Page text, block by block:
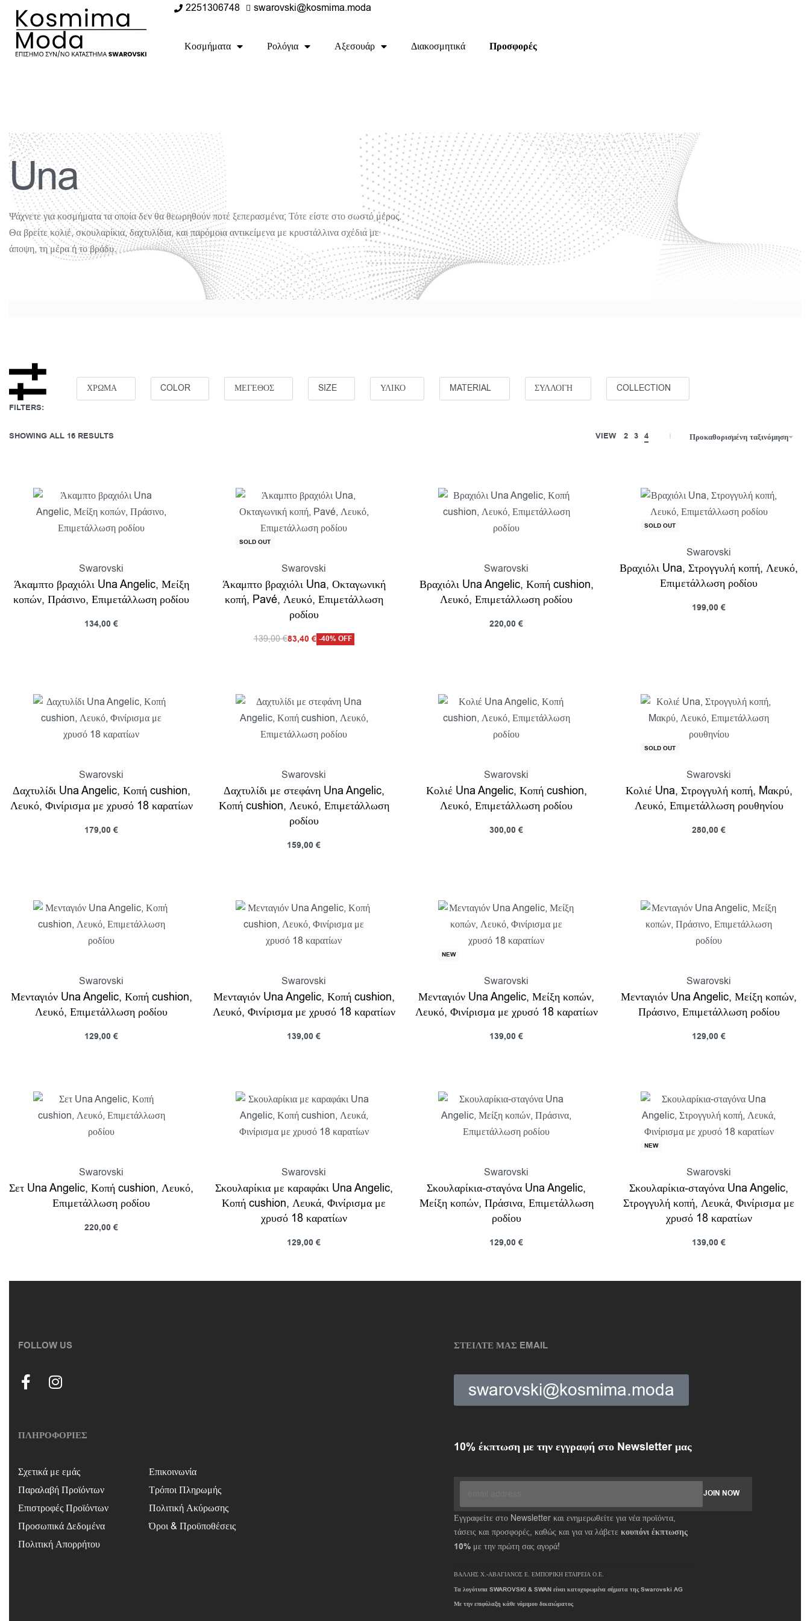
2251306748 swarovski@kosmima.moda
Κοσμήματα Ρολόγια Αξεσουάρ Διακοσμητικά Προσφορές
Una
Ψάχνετε για κοσμήματα τα οποία δεν θα θεωρηθούν ποτέ ξεπερασμένα; Τότε είστε στο σωστό μέρος.
Θα βρείτε κολιέ, σκουλαρίκια, δαχτυλίδια, και παρόμοια αντικείμενα με κρυστάλλινα σχέδια με
άποψη, τη μέρα ή το βράδυ.
FILTERS:
ΧΡΩΜΑ COLOR ΜΕΓΕΘΟΣ SIZE ΥΛΙΚΟ MATERIAL ΣΥΛΛΟΓΗ COLLECTION
SHOWING ALL 16 RESULTS VIEW 2 3 4 Προκαθορισμένη ταξινόμηση
Swarovski
Άκαμπτο βραχιόλι Una Angelic, Μείξη
κοπών, Πράσινο, Επιμετάλλωση ροδίου
134,00 €
SOLD OUT
Swarovski
Άκαμπτο βραχιόλι Una, Οκταγωνική
κοπή, Pavé, Λευκό, Επιμετάλλωση
ροδίου
139,00€83,40 € -40% OFF
Swarovski
Βραχιόλι Una Angelic, Κοπή cushion,
Λευκό, Επιμετάλλωση ροδίου
220,00 €
SOLD OUT
Swarovski
Βραχιόλι Una, Στρογγυλή κοπή, Λευκό,
Επιμετάλλωση ροδίου
199,00 €
Swarovski
Δαχτυλίδι Una Angelic, Κοπή cushion,
Λευκό, Φινίρισμα με χρυσό 18 καρατίων
179,00 €
Swarovski
Δαχτυλίδι με στεφάνη Una Angelic,
Κοπή cushion, Λευκό, Επιμετάλλωση
ροδίου
159,00 €
Swarovski
Κολιέ Una Angelic, Κοπή cushion,
Λευκό, Επιμετάλλωση ροδίου
300,00 €
SOLD OUT
Swarovski
Κολιέ Una, Στρογγυλή κοπή, Mακρύ,
Λευκό, Επιμετάλλωση ρουθηνίου
280,00 €
Swarovski
Μενταγιόν Una Angelic, Κοπή cushion,
Λευκό, Επιμετάλλωση ροδίου
129,00 €
Swarovski
Μενταγιόν Una Angelic, Κοπή cushion,
Λευκό, Φινίρισμα με χρυσό 18 καρατίων
139,00 €
NEW
Swarovski
Μενταγιόν Una Angelic, Μείξη κοπών,
Λευκό, Φινίρισμα με χρυσό 18 καρατίων
139,00 €
Swarovski
Μενταγιόν Una Angelic, Μείξη κοπών,
Πράσινο, Επιμετάλλωση ροδίου
129,00 €
Swarovski
Σετ Una Angelic, Κοπή cushion, Λευκό,
Επιμετάλλωση ροδίου
220,00 €
Swarovski
Σκουλαρίκια με καραφάκι Una Angelic,
Κοπή cushion, Λευκά, Φινίρισμα με
χρυσό 18 καρατίων
129,00 €
Swarovski
Σκουλαρίκια-σταγόνα Una Angelic,
Μείξη κοπών, Πράσινα, Επιμετάλλωση
ροδίου
129,00 €
NEW
Swarovski
Σκουλαρίκια-σταγόνα Una Angelic,
Στρογγυλή κοπή, Λευκά, Φινίρισμα με
χρυσό 18 καρατίων
139,00 €
FOLLOW US
ΠΛΗΡΟΦΟΡΙΕΣ
Σχετικά με εμάς
Επικοινωνία
Παραλαβή Προϊόντων
Τρόποι Πληρωμής
Επιστροφές Προϊόντων
Πολιτική Ακύρωσης
Προσωπικά Δεδομένα
Όροι & Προϋποθέσεις
Πολιτική Απορρήτου
ΣΤΕΙΛΤΕ ΜΑΣ EMAIL
swarovski@kosmima.moda
10% έκπτωση με την εγγραφή στο Newsletter μας
Εγγραφείτε στο Newsletter και ενημερωθείτε για νέα προϊόντα,
τάσεις και προσφορές, καθώς και για να λάβετε κουπόνι έκπτωσης
10%με την πρώτη σας αγορά!
ΒΑΛΛΗΣ Χ.-ΑΒΑΓΙΑΝΟΣ Ε. ΕΜΠΟΡΙΚΗ ΕΤΑΙΡΕΙΑ Ο.Ε.
Τα λογότυπα SWAROVSKI & SWAN είναι κατοχυρωμένα σήματα της Swarovski AG
Με την επιφύλαξη κάθε νόμιμου δικαιώματος